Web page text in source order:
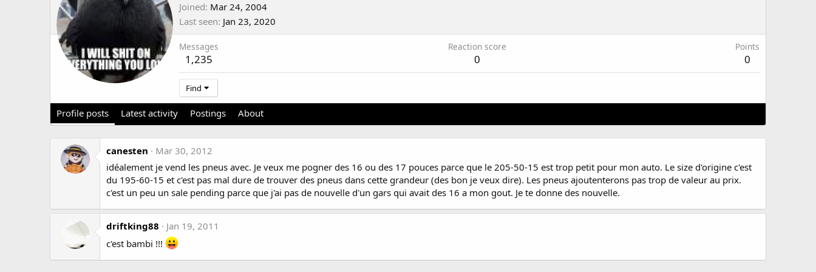
Joined Mar 24, 2004
Last seen Jan 23, 2020
Messages
1,235
Reaction score
0
Points
0
Find
Profile posts Latest activity Postings About
canesten
Mar 30, 2012
idéalement je vend les pneus avec. Je veux me pogner des 16 ou des 17 pouces parce que le 205-50-15 est trop petit pour mon auto. Le size d'origine c'est
du 195-60-15 et c'est pas mal dure de trouver des pneus dans cette grandeur (des bon je veux dire). Les pneus ajoutenterons pas trop de valeur au prix.
c'est un peu un sale pending parce que j'ai pas de nouvelle d'un gars qui avait des 16 a mon gout. Je te donne des nouvelle.
driftking88
Jan 19, 2011
c'est bambi !!!